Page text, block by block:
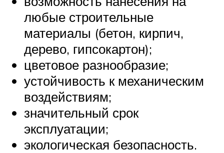
любые строительные
материалы (бетон, кирпич,
дерево, гипсокартон);
цветовое разнообразие;
устойчивость к механическим
воздействиям;
значительный срок
эксплуатации;
экологическая безопасность.